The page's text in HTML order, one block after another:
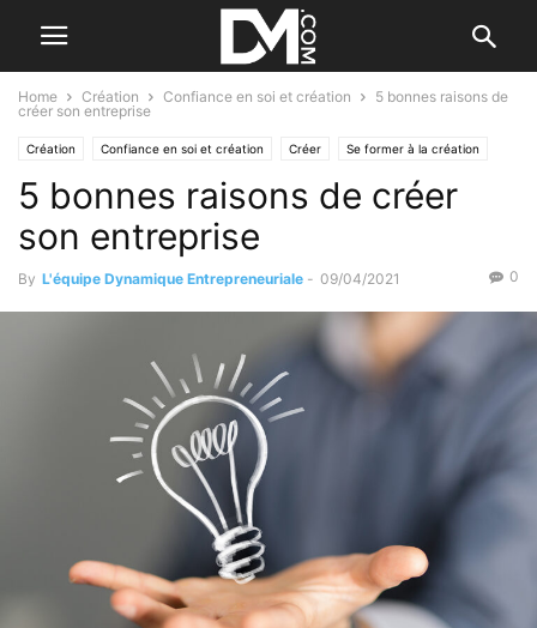
Home Création Confiance en soi et création
5 bonnes raisons de
créer son entreprise
Création Confiance en soi et création Créer Se former à la création
5 bonnes raisons de créer
son entreprise
By L'équipe Dynamique Entrepreneuriale - 09/04/2021 0